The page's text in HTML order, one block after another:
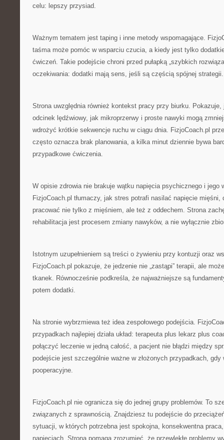
celu: lepszy przysiad.
Ważnym tematem jest taping i inne metody wspomagające.
taśma może pomóc w wsparciu czucia, a kiedy jest tylko
ćwiczeń. Takie podejście chroni przed pułapką „szybkich
oczekiwania: dodatki mają sens, jeśli są częścią spójnej strategii.
Strona uwzględnia również kontekst pracy przy biurku. Pokazuje,
odcinek lędźwiowy, jak mikroprzerwy i proste nawyki mogą
wdrożyć krótkie sekwencje ruchu w ciągu dnia. FizjoCoach.pl
często oznacza brak planowania, a kilka minut dziennie bywa
przypadkowe ćwiczenia.
W opisie zdrowia nie brakuje wątku napięcia psychicznego i jego
FizjoCoach.pl tłumaczy, jak stres potrafi nasilać napięcie
pracować nie tylko z mięśniem, ale też z oddechem. Strona
rehabilitacja jest procesem zmiany nawyków, a nie wyłącznie
Istotnym uzupełnieniem są treści o żywieniu przy kontuzji oraz
FizjoCoach.pl pokazuje, że jedzenie nie „zastąpi” terapii, ale
tkanek. Równocześnie podkreśla, że najważniejsze są
potem dodatki.
Na stronie wybrzmiewa też idea zespołowego podejścia.
przypadkach najlepiej działa układ: terapeuta plus lekarz plus
połączyć leczenie w jedną całość, a pacjent nie błądzi między
podejście jest szczególnie ważne w złożonych przypadkach, gdy
pooperacyjne.
FizjoCoach.pl nie ogranicza się do jednej grupy problemów. To
związanych z sprawnością. Znajdziesz tu podejście do
sytuacji, w których potrzebna jest spokojna, konsekwentna
napięciach. Strona pomaga zrozumieć, że przewlekłe problemy